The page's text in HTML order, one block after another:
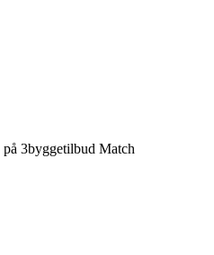
3byggetilbud Match